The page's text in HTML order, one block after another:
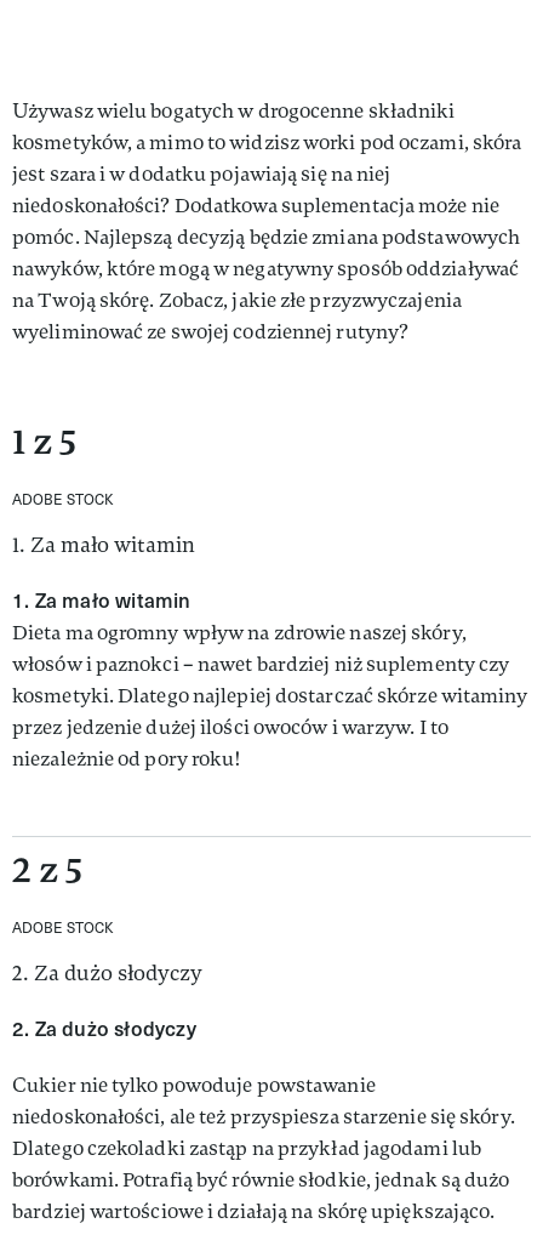
Używasz wielu bogatych w drogocenne składniki
kosmetyków, a mimo to widzisz worki pod oczami, skóra
jest szara i w dodatku pojawiają się na niej
niedoskonałości? Dodatkowa suplementacja może nie
pomóc. Najlepszą decyzją będzie zmiana podstawowych
nawyków, które mogą w negatywny sposób oddziaływać
na Twoją skórę. Zobacz, jakie złe przyzwyczajenia
wyeliminować ze swojej codziennej rutyny?
1 z 5
ADOBE STOCK
1. Za mało witamin
1. Za mało witamin
Dieta ma ogromny wpływ na zdrowie naszej skóry,
włosów i paznokci – nawet bardziej niż suplementy czy
kosmetyki. Dlatego najlepiej dostarczać skórze witaminy
przez jedzenie dużej ilości owoców i warzyw. I to
niezależnie od pory roku!
2 z 5
ADOBE STOCK
2. Za dużo słodyczy
2. Za dużo słodyczy
Cukier nie tylko powoduje powstawanie
niedoskonałości, ale też przyspiesza starzenie się skóry.
Dlatego czekoladki zastąp na przykład jagodami lub
borówkami. Potrafią być równie słodkie, jednak są dużo
bardziej wartościowe i działają na skórę upiększająco.